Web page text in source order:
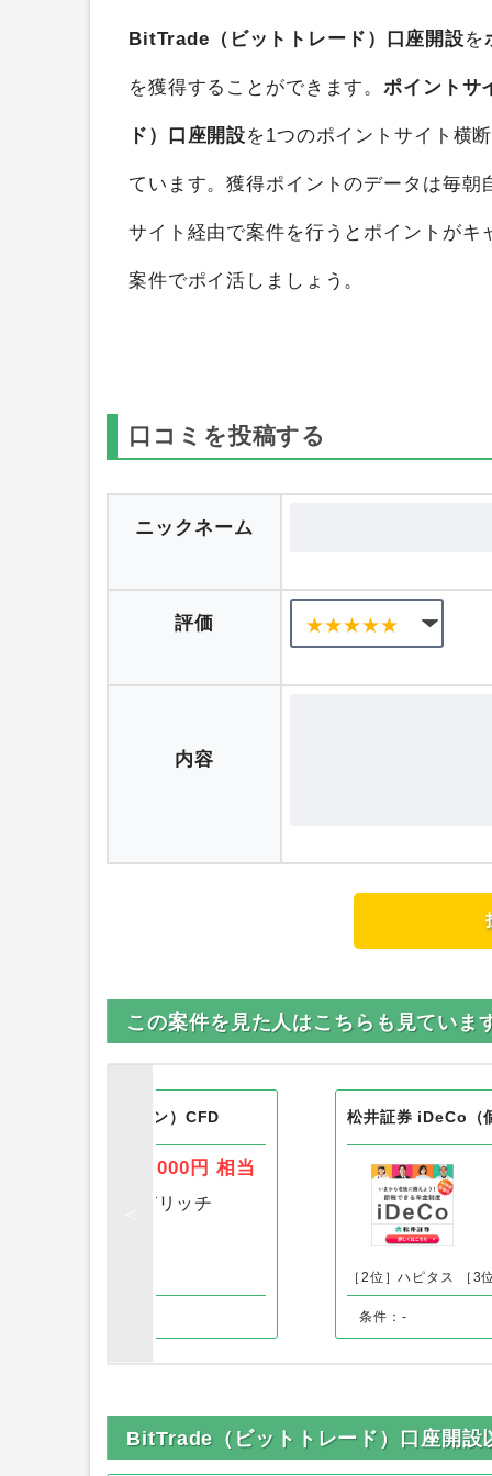
BitTrade（ビットトレード）口座開設を
を獲得することができます。ポイントサ
ド）口座開設を1つのポイントサイト横
ています。獲得ポイントのデータは毎朝
サイト経由で案件を行うとポイントが
案件でポイ活しましょう。
口コミを投稿する
ニックネーム
評価
内容
この案件を見た人はこちらも見ていま
（オアンダ ジャパン）CFD
5,000円 相当
ちょびリッチ
松井証券 iDeCo（
［2位］ハピタス ［3
条件：-
BitTrade（ビットトレード）口座開設